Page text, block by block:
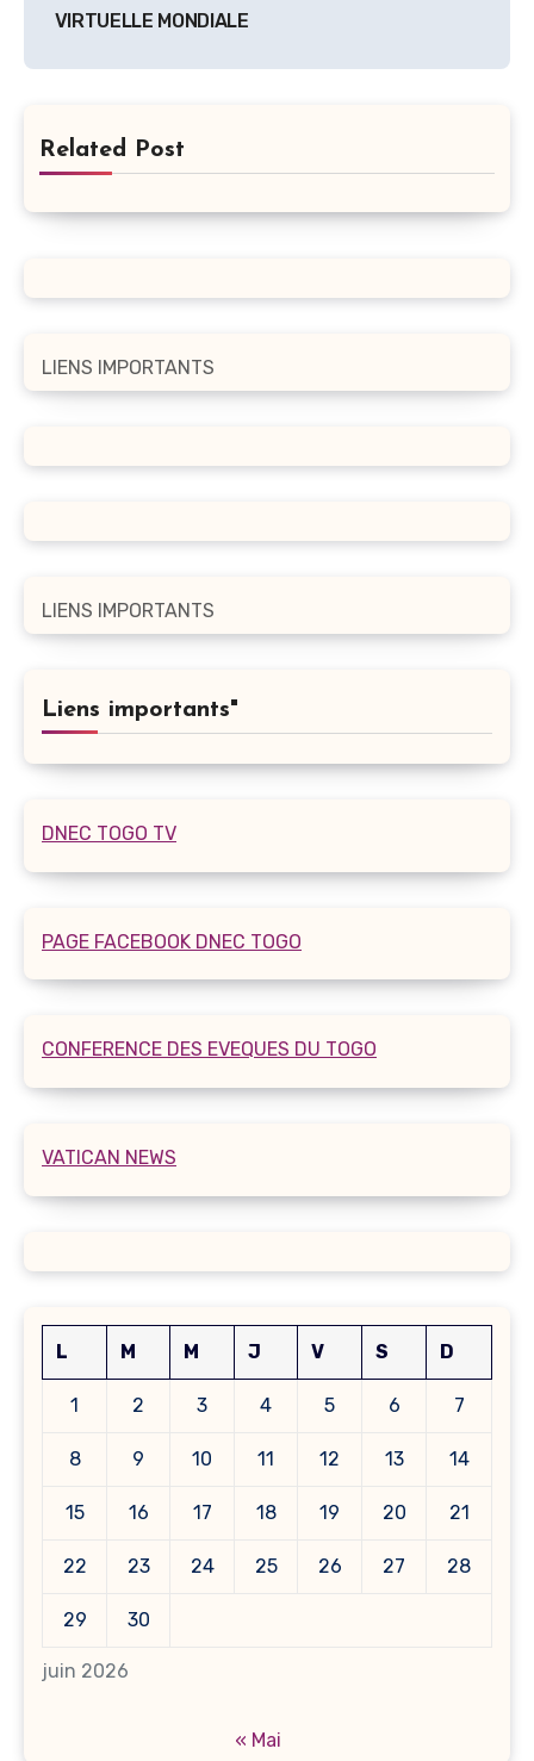
l’article
VIRTUELLE MONDIALE
Related Post
LIENS IMPORTANTS
LIENS IMPORTANTS
Liens importants"
DNEC TOGO TV
PAGE FACEBOOK DNEC TOGO
CONFERENCE DES EVEQUES DU TOGO
VATICAN NEWS
juin 2026
L M M J V S D
1 2 3 4 5 6 7
8 9 10 11 12 13 14
15 16 17 18 19 20 21
22 23 24 25 26 27 28
29 30
« Mai